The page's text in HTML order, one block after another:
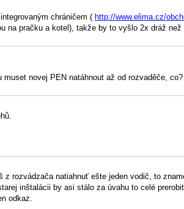
chráničem ( http://www.elima.cz/
na pračku a kotel), takže by to vyšlo 2x dráž než
novej PEN natáhnout až od rozvaděče, co?
rozvádzača natiahnuť ešte jeden vodič, to
inštalácii by asi stálo za úvahu to celé
odkaz.